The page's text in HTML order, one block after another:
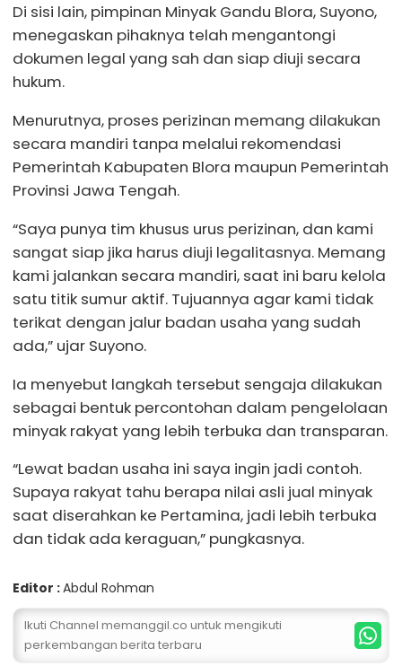
Di sisi lain, pimpinan Minyak Gandu Blora, Suyono,
menegaskan pihaknya telah mengantongi
dokumen legal yang sah dan siap diuji secara
hukum.
Menurutnya, proses perizinan memang dilakukan
secara mandiri tanpa melalui rekomendasi
Pemerintah Kabupaten Blora maupun Pemerintah
Provinsi Jawa Tengah.
“Saya punya tim khusus urus perizinan, dan kami
sangat siap jika harus diuji legalitasnya. Memang
kami jalankan secara mandiri, saat ini baru kelola
satu titik sumur aktif. Tujuannya agar kami tidak
terikat dengan jalur badan usaha yang sudah
ada,” ujar Suyono.
Ia menyebut langkah tersebut sengaja dilakukan
sebagai bentuk percontohan dalam pengelolaan
minyak rakyat yang lebih terbuka dan transparan.
“Lewat badan usaha ini saya ingin jadi contoh.
Supaya rakyat tahu berapa nilai asli jual minyak
saat diserahkan ke Pertamina, jadi lebih terbuka
dan tidak ada keraguan,” pungkasnya.
Editor :Abdul Rohman
Ikuti Channel memanggil.co untuk mengikuti
perkembangan berita terbaru